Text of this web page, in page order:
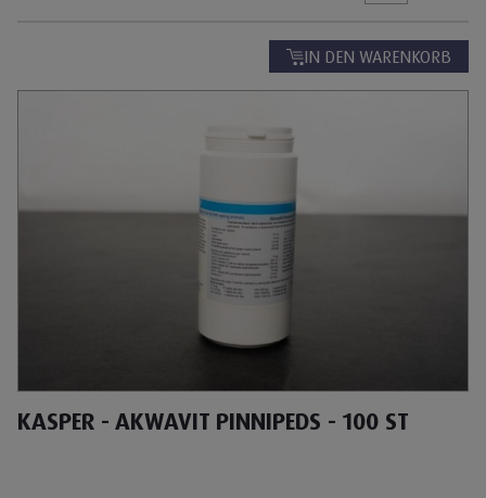
IN DEN WARENKORB
KASPER - AKWAVIT PINNIPEDS - 100 ST